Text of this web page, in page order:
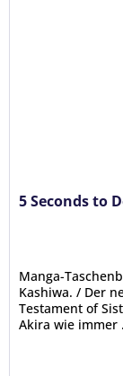
5 Seconds to
Manga-
Kashiwa. / Der
Testament of
Akira wie